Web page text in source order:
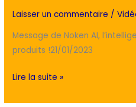
Laisser un commentaire /
Message de Noken AI,
produits !21/01/2023
artificielle
qui
crée
produits
Lire la suite »